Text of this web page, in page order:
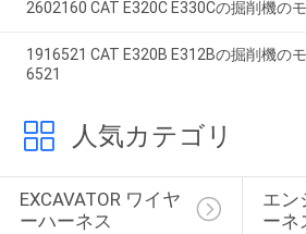
2602160 CAT E320C E330Cの掘削機の
1916521 CAT E320B E312Bの掘削機の
6521
人気カテゴリ
EXCAVATOR ワイヤ
ーハーネス
エン
ーネ